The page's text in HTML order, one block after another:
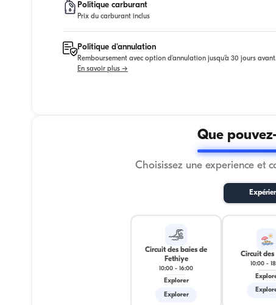
Politique carburant
Prix du carburant inclus
Politique d'annulation
Remboursement avec option d'annulation jusqu'à 30 jours avant.
En savoir plus →
Que
Choisissez une experience et
Circuit des baies de
Fethiye
10:00 - 16:00
Explorer
Explorer
Circuit des
10:00 -